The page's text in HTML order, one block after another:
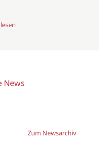
News
Zum Newsarchiv